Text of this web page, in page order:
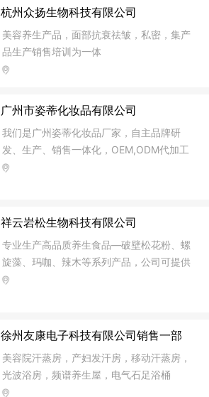
杭州众扬生物科技有限公司
美容养生产品，面部抗衰祛皱，私密，集产
品生产销售培训为一体
广州市姿蒂化妆品有限公司
我们是广州姿蒂化妆品厂家，自主品牌研
发、生产、销售一体化，OEM,ODM代加工
一条龙服务
祥云岩松生物科技有限公司
专业生产高品质养生食品—破壁松花粉、螺
旋藻、玛咖、辣木等系列产品，公司可提供
OEM贴牌加工、松花粉破壁加工定制、会销
徐州友康电子科技有限公司销售一部
美容院汗蒸房，产妇发汗房，移动汗蒸房，
光波浴房，频谱养生屋，电气石足浴桶